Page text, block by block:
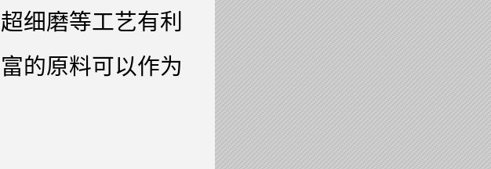
细磨等工艺有利
的原料可以作为